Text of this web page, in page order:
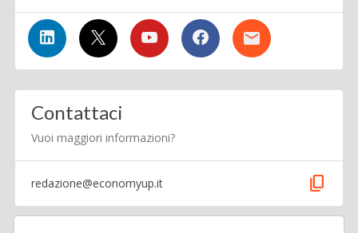
Contattaci
Vuoi maggiori informazioni?
redazione@economyup.it content_copy